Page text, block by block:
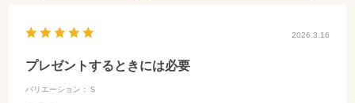
2026.3.16
プレゼントするときには必要
バリエーション：Ｓ